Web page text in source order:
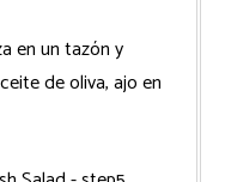
en un tazón y
de oliva, ajo en